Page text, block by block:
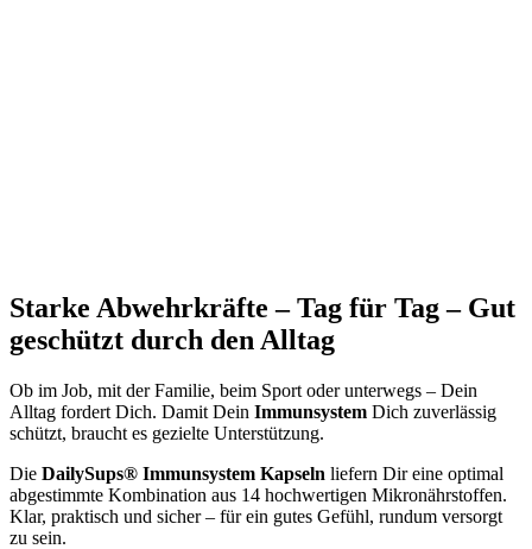
Starke Abwehrkräfte – Tag für Tag – Gut
geschützt durch den Alltag
Ob im Job, mit der Familie, beim Sport oder unterwegs – Dein
Alltag fordert Dich. Damit Dein Immunsystem Dich zuverlässig
schützt, braucht es gezielte Unterstützung.
Die DailySups® Immunsystem Kapseln liefern Dir eine optimal
abgestimmte Kombination aus 14 hochwertigen Mikronährstoffen.
Klar, praktisch und sicher – für ein gutes Gefühl, rundum versorgt
zu sein.